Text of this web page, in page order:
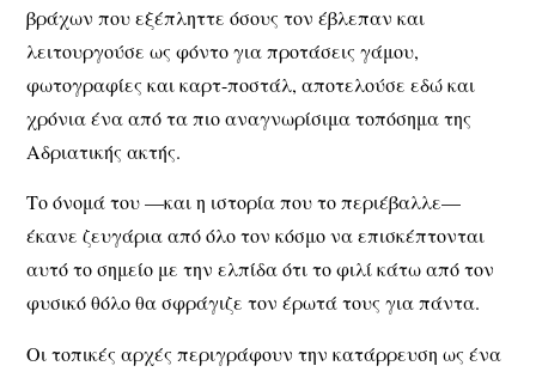
βράχων που εξέπληττε όσους τον έβλεπαν και
λειτουργούσε ως φόντο για προτάσεις γάμου,
φωτογραφίες και καρτ-ποστάλ, αποτελούσε εδώ και
χρόνια ένα από τα πιο αναγνωρίσιμα τοπόσημα της
Αδριατικής ακτής.
Το όνομά του —και η ιστορία που το περιέβαλλε—
έκανε ζευγάρια από όλο τον κόσμο να επισκέπτονται
αυτό το σημείο με την ελπίδα ότι το φιλί κάτω από τον
φυσικό θόλο θα σφράγιζε τον έρωτά τους για πάντα.
Οι τοπικές αρχές περιγράφουν την κατάρρευση ως ένα